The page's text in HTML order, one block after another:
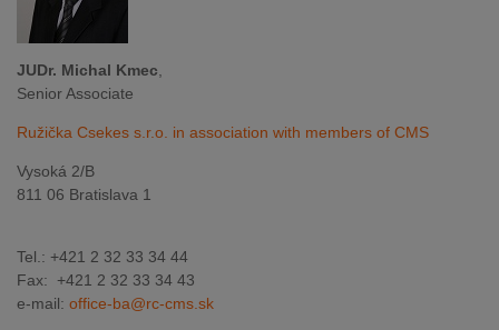
JUDr. Michal Kmec
Senior Associate
Ružička Csekes s.r.o. in association with members of CMS
Vysoká 2/B
811 06 Bratislava 1
Tel.: +421 2 32 33 34 44
Fax: +421 2 32 33 34 43
e-mail: office-ba@rc-cms.sk